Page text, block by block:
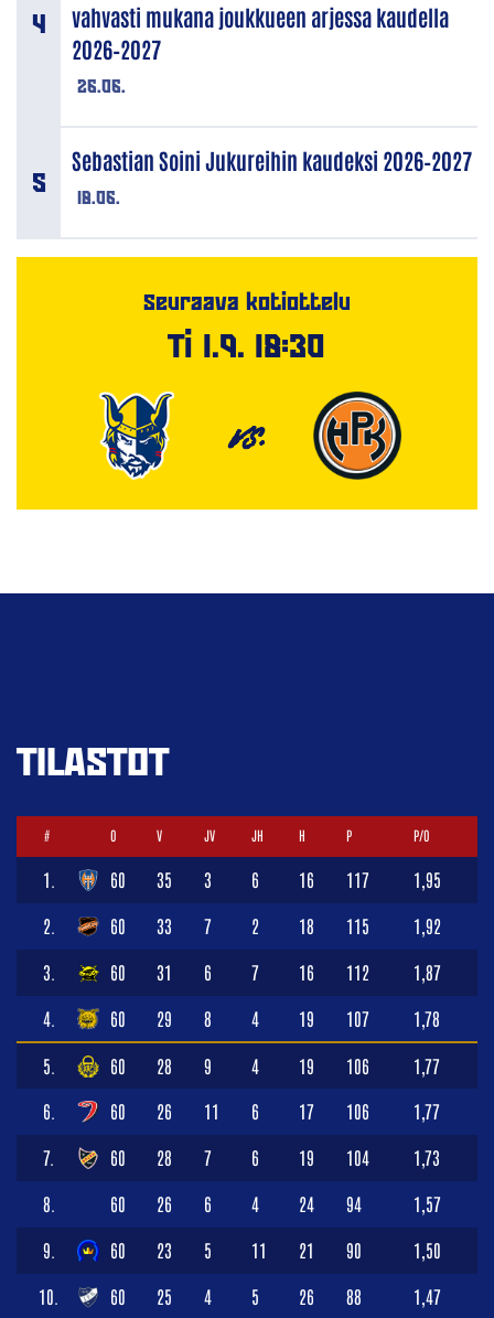
26.06.
vahvasti mukana joukkueen arjessa kaudella
2026–2027
18.06.
Sebastian Soini Jukureihin kaudeksi 2026–2027
Seuraava kotiottelu
Ti 1.9. 18:30
VS.
TILASTOT
# O V JV JH H P P/O
1. 60 35 3 6 16 117 1,95
2. 60 33 7 2 18 115 1,92
3. 60 31 6 7 16 112 1,87
4. 60 29 8 4 19 107 1,78
5. 60 28 9 4 19 106 1,77
6. 60 26 11 6 17 106 1,77
7. 60 28 7 6 19 104 1,73
8. 60 26 6 4 24 94 1,57
9. 60 23 5 11 21 90 1,50
10. 60 25 4 5 26 88 1,47